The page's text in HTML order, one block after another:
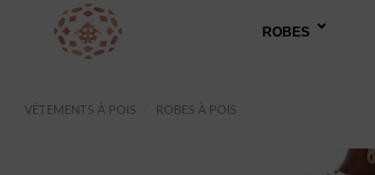
ROBES
VÊTEMENTS À POIS ROBES À POIS